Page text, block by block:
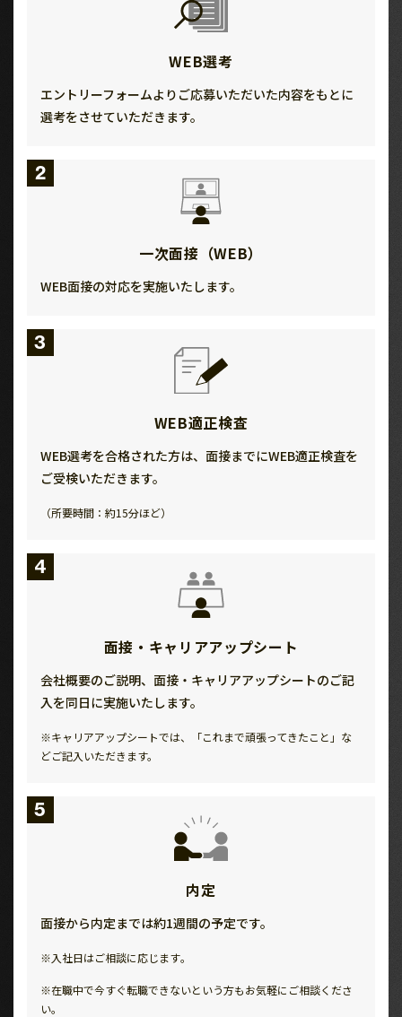
WEB選考
エントリーフォームよりご応募いただいた内容をもとに
選考をさせていただきます。
2
一次面接（WEB）
WEB面接の対応を実施いたします。
3
WEB適正検査
WEB選考を合格された方は、面接までにWEB適正検査を
ご受検いただきます。
（所要時間：約15分ほど）
4
面接・キャリアアップシート
会社概要のご説明、面接・キャリアアップシートのご記
入を同日に実施いたします。
※キャリアアップシートでは、「これまで頑張ってきたこと」な
どご記入いただきます。
5
内定
面接から内定までは約1週間の予定です。
※入社日はご相談に応じます｡
※在職中で今すぐ転職できないという方もお気軽にご相談くださ
い。